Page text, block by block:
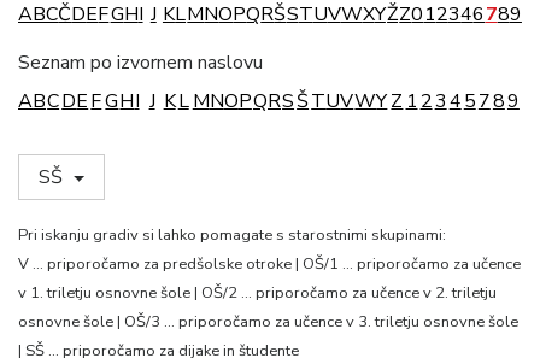
ABCČDEFGHI J KLMNOPQRŠSTUVWXYŽZ012346789
Seznam po izvornem naslovu
ABCDEFGHI J KLMNOPQRSŠTUVWYZ 1 2345789
SŠ
Pri iskanju gradiv si lahko pomagate s starostnimi skupinami:
V … priporočamo za predšolske otroke | OŠ/1 … priporočamo za učence
v 1. triletju osnovne šole | OŠ/2 … priporočamo za učence v 2. triletju
osnovne šole | OŠ/3 … priporočamo za učence v 3. triletju osnovne šole
| SŠ … priporočamo za dijake in študente